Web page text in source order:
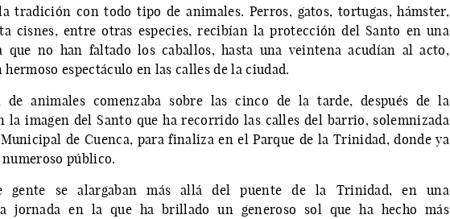
tradición con todo tipo de animales. Perros, gatos, tortugas, hámster,
cisnes, entre otras especies, recibían la protección del Santo en una
que no han faltado los caballos, hasta una veintena acudían al acto,
espectáculo en las calles de la ciudad.
de animales comenzaba sobre las cinco de la tarde, después de la
la imagen del Santo que ha recorrido las calles del barrio, solemnizada
de Cuenca, para finaliza en el Parque de la Trinidad, donde ya
público.
gente se alargaban más allá del puente de la Trinidad, en una
jornada en la que ha brillado un generoso sol que ha hecho más